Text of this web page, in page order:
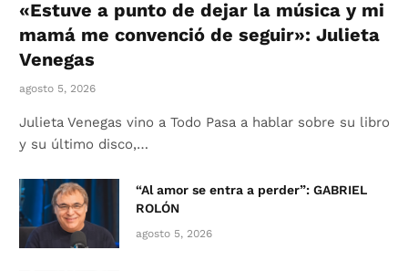
«Estuve a punto de dejar la música y mi
mamá me convenció de seguir»: Julieta
Venegas
agosto 5, 2026
Julieta Venegas vino a Todo Pasa a hablar sobre su libro
y su último disco,…
“Al amor se entra a perder”: GABRIEL
ROLÓN
agosto 5, 2026